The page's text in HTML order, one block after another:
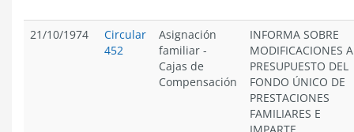
21/10/1974
Circular
452
Asignación
familiar -
Cajas de
Compensación
INFORMA SOBRE
MODIFICACIONES
PRESUPUESTO DEL
FONDO ÚNICO DE
PRESTACIONES
FAMILIARES E